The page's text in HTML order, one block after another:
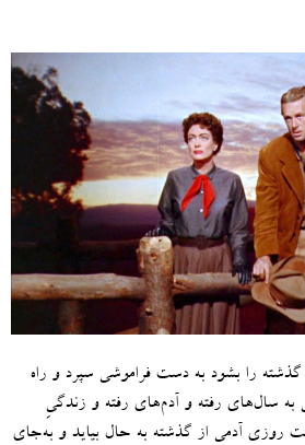
را بشود به دست فراموشی سپرد و راه
به سال‌های رفته و آدم‌‌های رفته و زندگیِ
روزی آدمی از گذشته به حال بیاید و به‌جای